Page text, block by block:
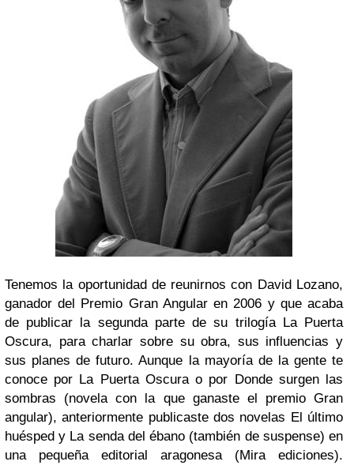
Tenemos la oportunidad de reunirnos con David Lozano,
ganador del Premio Gran Angular en 2006 y que acaba
de publicar la segunda parte de su trilogía La Puerta
Oscura, para charlar sobre su obra, sus influencias y
sus planes de futuro. Aunque la mayoría de la gente te
conoce por La Puerta Oscura o por Donde surgen las
sombras (novela con la que ganaste el premio Gran
angular), anteriormente publicaste dos novelas El último
huésped y La senda del ébano (también de suspense) en
una pequeña editorial aragonesa (Mira ediciones).